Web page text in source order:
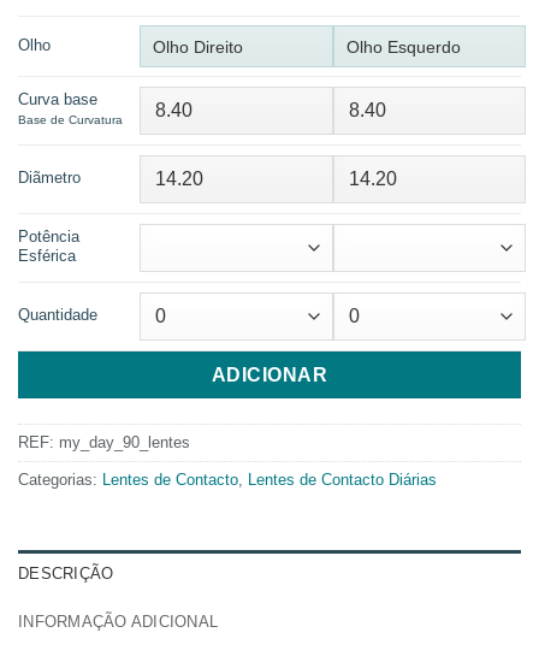
Olho Olho Esquerdo
Olho Direito
Curva base
Base de Curvatura
Diãmetro
Potência
Esférica
Quantidade
ADICIONAR
REF: my_day_90_lentes
Categorias: Lentes de Contacto Lentes de Contacto Diárias
DESCRIÇÃO
INFORMAÇÃO ADICIONAL